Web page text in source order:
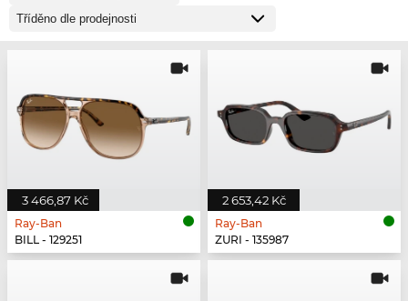
3 466,87 Kč
Ray-Ban
BILL - 129251
2 653,42 Kč
Ray-Ban
ZURI - 135987